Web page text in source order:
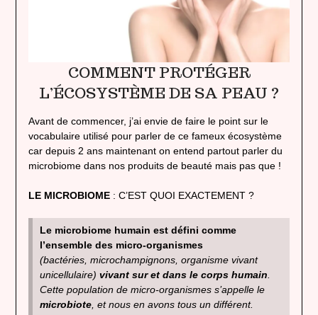
COMMENT PROTÉGER
L’ÉCOSYSTÈME DE SA PEAU ?
Avant de commencer, j’ai envie de faire le point sur le
vocabulaire utilisé pour parler de ce fameux écosystème
car depuis 2 ans maintenant on entend partout parler du
microbiome dans nos produits de beauté mais pas que !
LE MICROBIOME : C’EST QUOI EXACTEMENT ?
Le microbiome humain est défini comme
l’ensemble des micro-organismes
(bactéries, microchampignons, organisme vivant
unicellulaire) vivant sur et dans le corps humain
Cette population de micro-organismes s’appelle le
microbiote, et nous en avons tous un différent.